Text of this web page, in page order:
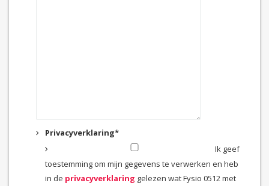
Privacyverklaring*
Ik geef
toestemming om mijn gegevens te verwerken en heb
in de privacyverklaring gelezen wat Fysio 0512 met